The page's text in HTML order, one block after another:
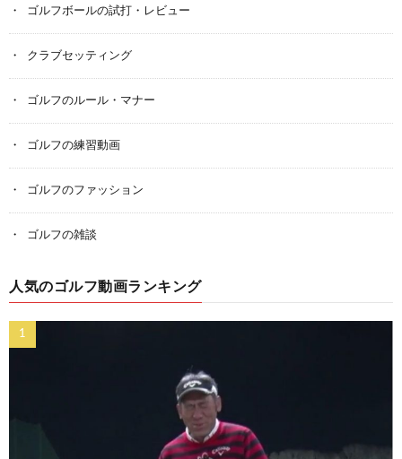
ゴルフボールの試打・レビュー
クラブセッティング
ゴルフのルール・マナー
ゴルフの練習動画
ゴルフのファッション
ゴルフの雑談
人気のゴルフ動画ランキング